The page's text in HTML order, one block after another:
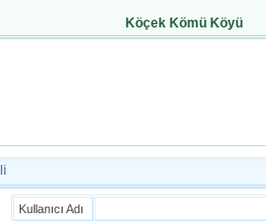
Köçek Kömü Köyü
Kullanıcı Adı